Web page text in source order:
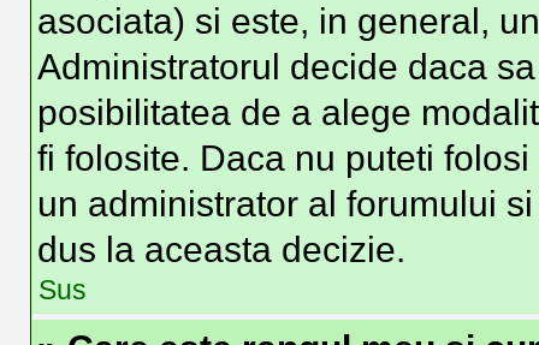
asociata) si este, in general,
Administratorul decide daca
posibilitatea de a alege
fi folosite. Daca nu puteti
un administrator al forumului
dus la aceasta decizie.
Sus